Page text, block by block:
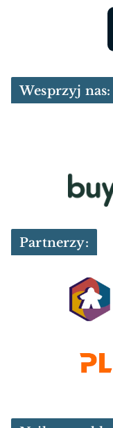
Wesprzyj nas:
Partnerzy: